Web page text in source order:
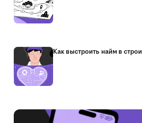
Как выстроить найм в